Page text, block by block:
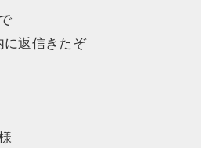
に返信きたぞ